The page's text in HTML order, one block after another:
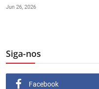
Jun 26, 2026
Siga-nos
Facebook